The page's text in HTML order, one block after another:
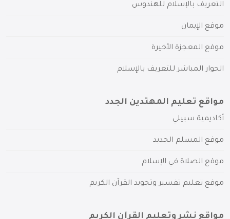
التعريف بالإسلام للهندوس
موقع الإيمان
موقع المعجزة الأخيرة
الحوار المباشر للتعريف بالإسلام
مواقع تعليم المهتدين الجدد
أكاديمية سبيلي
موقع المسلم الجديد
موقع الصلاة في الإسلام
موقع تعليم تفسير وتجويد القرآن الكريم
مواقع نشر وتعليم القرآن الكريم